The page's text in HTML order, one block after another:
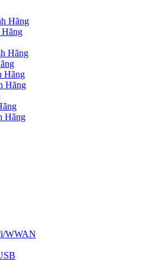
Hãng
Hãng
Hãng
Hãng
Hãng
WWAN